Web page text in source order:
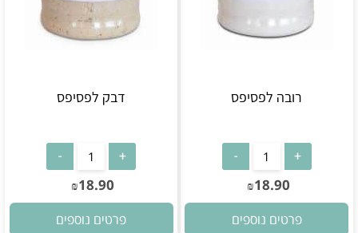
רובה לפסיפס
₪18.90
פרטים נוספים
דבק לפסיפס
₪18.90
פרטים נוספים